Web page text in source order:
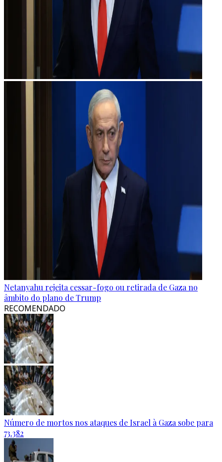
Netanyahu rejeita cessar-fogo ou retirada de Gaza no
âmbito do plano de Trump
RECOMENDADO
Número de mortos nos ataques de Israel à Gaza sobe para
73.382